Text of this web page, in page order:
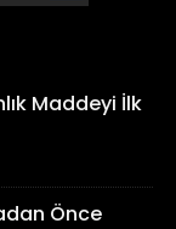
Maddeyi İlk
Önce